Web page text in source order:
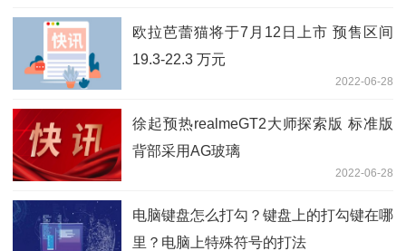
欧拉芭蕾猫将于7月12日上市 预售区间
19.3-22.3 万元
2022-06-28
徐起预热realmeGT2大师探索版 标准版
背部采用AG玻璃
2022-06-28
电脑键盘怎么打勾？键盘上的打勾键在哪
里？电脑上特殊符号的打法